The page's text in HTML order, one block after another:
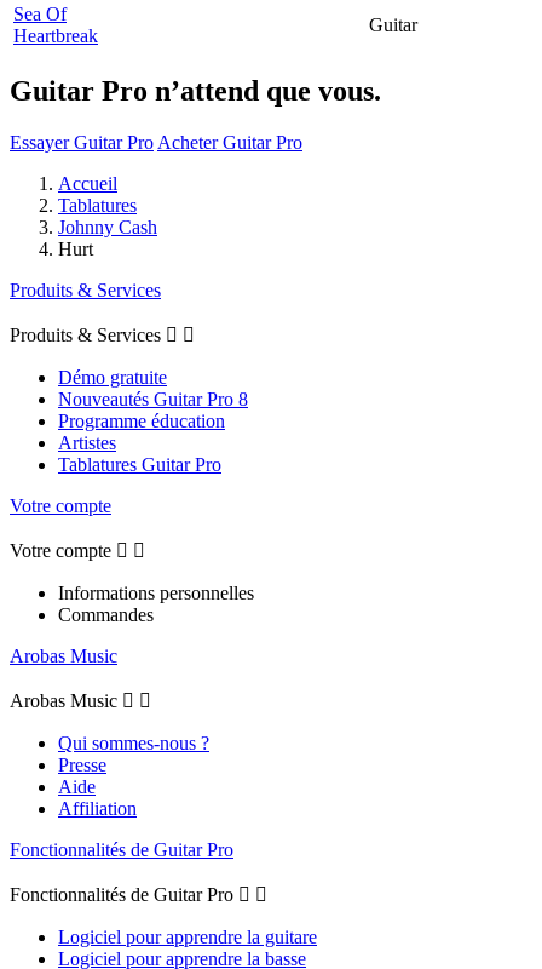
Sea Of
Heartbreak
Guitar
Guitar Pro n’attend que vous.
Essayer Guitar Pro Acheter Guitar Pro
Accueil
Tablatures
Johnny Cash
Hurt
Produits & Services
Produits & Services  
Démo gratuite
Nouveautés Guitar Pro 8
Programme éducation
Artistes
Tablatures Guitar Pro
Votre compte
Votre compte  
Informations personnelles
Commandes
Arobas Music
Arobas Music  
Qui sommes-nous ?
Presse
Aide
Affiliation
Fonctionnalités de Guitar Pro
Fonctionnalités de Guitar Pro  
Logiciel pour apprendre la guitare
Logiciel pour apprendre la basse